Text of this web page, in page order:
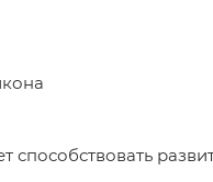
способствовать